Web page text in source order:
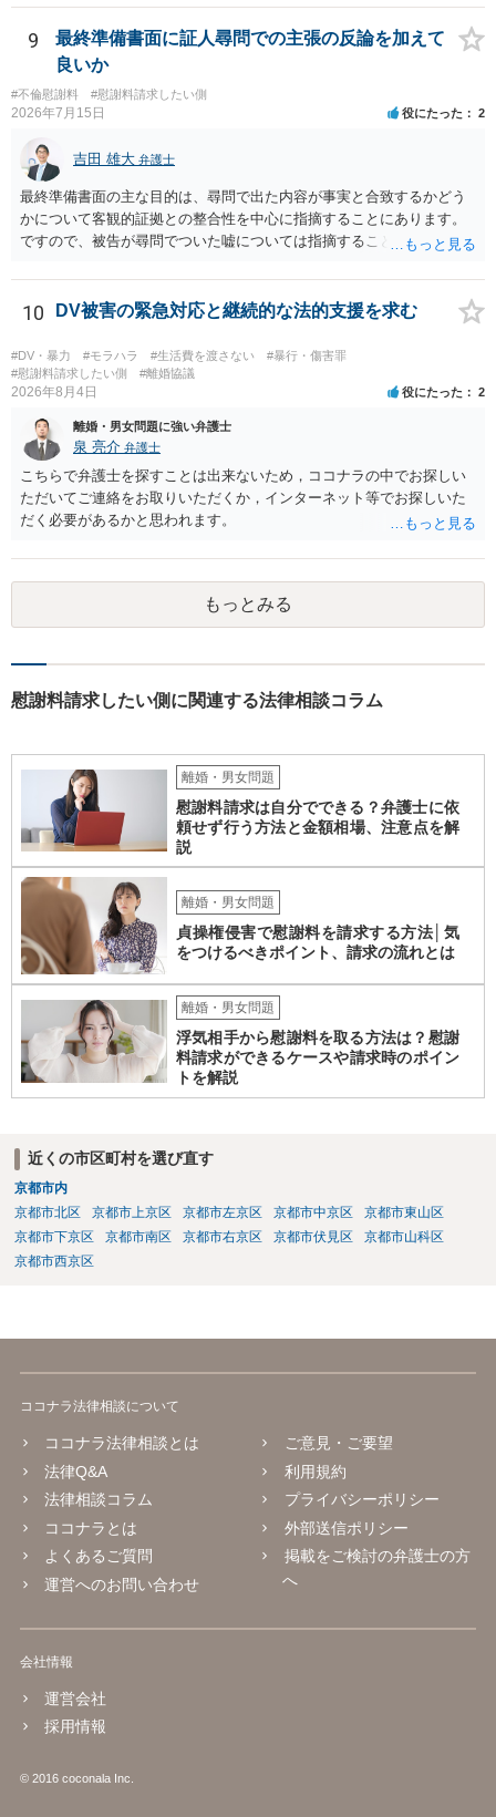
というだけですから。
9
最終準備書面に証人尋問での主張の反論を加えて
良いか
#不倫慰謝料 #慰謝料請求したい側
2026年7月15日 役にたった 2
吉田 雄大 弁護士
最終準備書面の主な目的は、尋問で出た内容が事実と合致するかどう
かについて客観的証拠との整合性を中心に指摘することにあります。
ですので、被告が尋問でついた嘘については指摘することが大切で
事実でないとの指摘をすることも必要です。 これらの点について最終
準備書面で的確な指摘ができれば裁判所の理解も深まると思います
が、和解のときに裁判所から開示された金額からさらに判決金額が増
えるかどうかは、裁判官の個性に依る点が大きいので、何ともいえま
せん。
10 DV被害の緊急対応と継続的な法的支援を求む
#DV・暴力 #モラハラ #生活費を渡さない
#暴行・傷害罪
#慰謝料請求したい側
#離婚協議
2026年8月4日 役にたった 2
離婚・男女問題に強い弁護士
泉 亮介 弁護士
こちらで弁護士を探すことは出来ないため，ココナラの中でお探しい
ただいてご連絡をお取りいただくか，インターネット等でお探しいた
だく必要があるかと思われます。
もっとみる
慰謝料請求したい側に関連する法律相談コラム
離婚・男女問題
慰謝料請求は自分でできる？弁護士に依
頼せず行う方法と金額相場、注意点を解
説
離婚・男女問題
貞操権侵害で慰謝料を請求する方法│気
をつけるべきポイント、請求の流れとは
離婚・男女問題
浮気相手から慰謝料を取る方法は？慰謝
料請求ができるケースや請求時のポイン
トを解説
近くの市区町村を選び直す
京都市内
京都市北区
京都市上京区 京都市左京区 京都市中京区
京都市東山区
京都市下京区
京都市南区 京都市右京区 京都市伏見区
京都市山科区
京都市西京区
ココナラ法律相談について
ココナラ法律相談とは
法律Q&A
法律相談コラム
ココナラとは
よくあるご質問
運営へのお問い合わせ
ご意見・ご要望
利用規約
プライバシーポリシー
外部送信ポリシー
掲載をご検討の弁護士の方
へ
会社情報
運営会社
採用情報
© 2016 coconala Inc.